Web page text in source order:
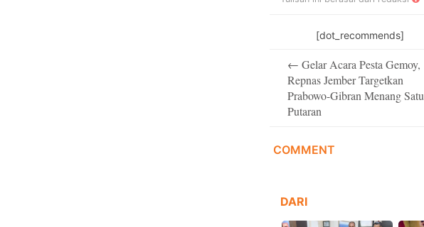
[dot_recommends]
navigation
← Gelar Acara Pesta Gemoy,
Repnas Jember Targetkan
Prabowo-Gibran Menang Satu
Putaran
COMMENT
DARI